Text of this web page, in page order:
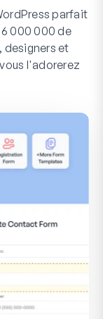
parfait
000 000 de
designers et
l'adorerez